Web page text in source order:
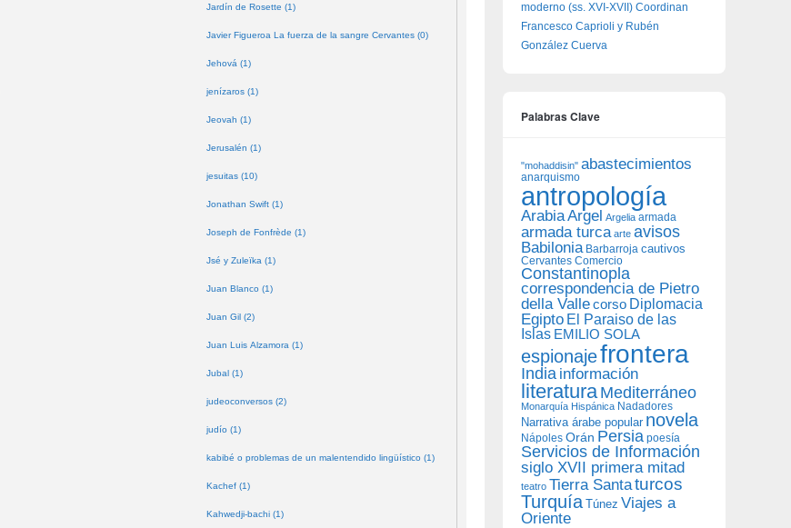
Jardín de Rosette (1)
Javier Figueroa La fuerza de la sangre Cervantes (0)
Jehová (1)
jenízaros (1)
Jeovah (1)
Jerusalén (1)
jesuitas (10)
Jonathan Swift (1)
Joseph de Fonfrède (1)
Jsé y Zuleïka (1)
Juan Blanco (1)
Juan Gil (2)
Juan Luis Alzamora (1)
Jubal (1)
judeoconversos (2)
judío (1)
kabibé o problemas de un malentendido lingüístico (1)
Kachef (1)
Kahwedji-bachi (1)
moderno (ss. XVI-XVII) Coordinan
Francesco Caprioli y Rubén
González Cuerva
Palabras Clave
"mohaddisin" abastecimientos
anarquismo
antropología
ArabiaArgel Argelia armada
armada turca arte avisos
Babilonia Barbarroja cautivos
Cervantes Comercio
Constantinopla
correspondencia de Pietro
della Vallecorso Diplomacia
Egipto El Paraiso de las
Islas EMILIO SOLA
espionajefrontera
India información
literatura Mediterráneo
Monarquía Hispánica Nadadores
Narrativa árabe popular novela
Nápoles Orán Persia poesía
Servicios de Información
siglo XVII primera mitad
teatro Tierra Santaturcos
Turquía Túnez Viajes a
Oriente